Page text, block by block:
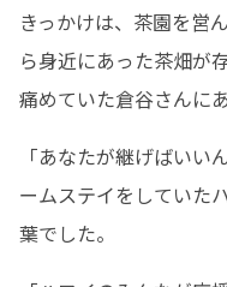
きっかけは、茶園を営
ら身近にあった茶畑が
痛めていた倉谷さんに
「あなたが継げばい
ームステイをしていた
葉でした。